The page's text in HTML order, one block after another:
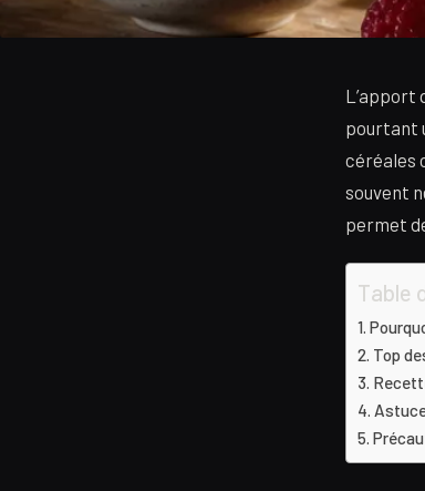
L’apport
pourtant
céréales
souvent
permet
Table
Top